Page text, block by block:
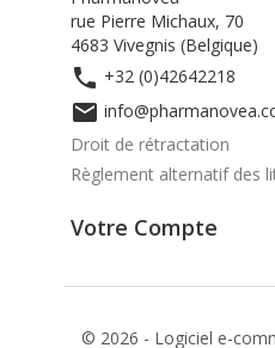
rue Pierre Michaux, 70
4683 Vivegnis (Belgique)
 +32 (0)42642218

Droit de rétractation
Règlement alternatif des
Votre Compte
© 2026 - Logiciel e-